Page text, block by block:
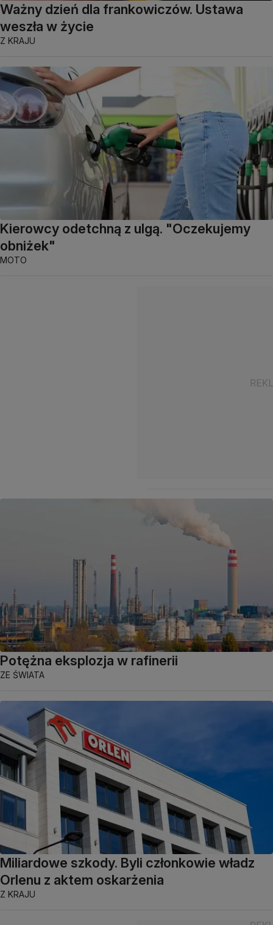
Ważny dzień dla frankowiczów. Ustawa
weszła w życie
Z KRAJU
Kierowcy odetchną z ulgą. "Oczekujemy
obniżek"
MOTO
Potężna eksplozja w rafinerii
ZE ŚWIATA
Miliardowe szkody. Byli członkowie władz
Orlenu z aktem oskarżenia
Z KRAJU